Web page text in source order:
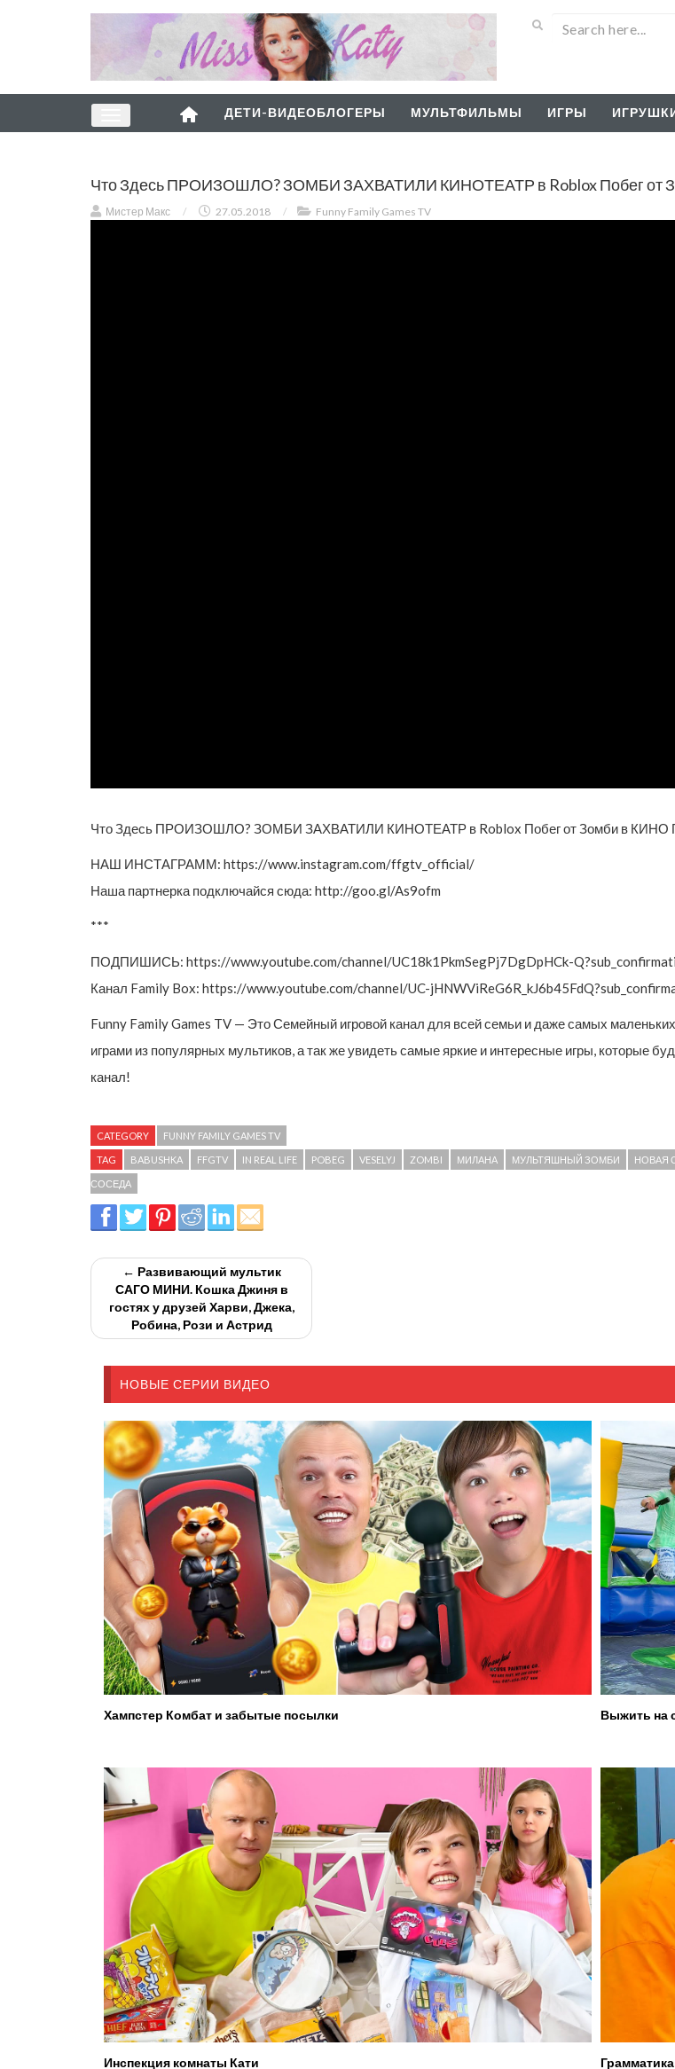
ДЕТИ-ВИДЕОБЛОГЕРЫ МУЛЬТФИЛЬМЫ ИГРЫ
Что Здесь ПРОИЗОШЛО? ЗОМБИ ЗАХВАТИЛИ КИНОТЕАТР в Roblox Побег от
Мистер Макс / 27.05.2018 / Funny Family Games TV
Что Здесь ПРОИЗОШЛО? ЗОМБИ ЗАХВАТИЛИ КИНОТЕАТР в Roblox Побег от Зомби в КИНО
НАШ ИНСТАГРАММ: https://www.instagram.com/ffgtv_official/
Наша партнерка подключайся сюда: http://goo.gl/As9ofm
***
ПОДПИШИСЬ: https://www.youtube.com/channel/UC18k1PkmSegPj7DgDpHCk-
Канал Family Box: https://www.youtube.com/channel/UC-
Funny Family Games TV — Это Семейный игровой канал для всей семьи и даже самых
играми из популярных мультиков, а так же увидеть самые яркие и интересные игры, которые
канал!
CATEGORY FUNNY FAMILY GAMES TV
TAG BABUSHKA FFGTV IN REAL LIFE POBEG VESELYJ ZOMBI МИЛАНА МУЛЬТЯШНЫЙ ЗОМБИ НОВАЯ
СОСЕДА
← Развивающий мультик
САГО МИНИ. Кошка Джиня в
гостях у друзей Харви, Джека,
Робина, Рози и Астрид
НОВЫЕ СЕРИИ ВИДЕО
Хампстер Комбат и забытые посылки Выжить на
Инспекция комнаты Кати